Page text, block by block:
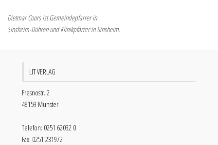
Dietmar Coors ist Gemeindepfarrer in
Sinsheim-Dühren und Klinikpfarrer in Sinsheim.
LIT VERLAG
Fresnostr. 2
48159 Münster
Telefon: 0251 62032 0
Fax: 0251 231972